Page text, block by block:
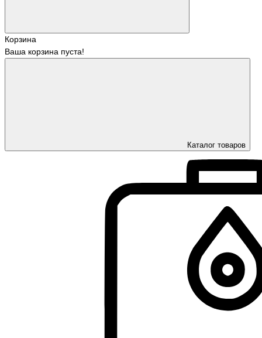
Корзина
Ваша корзина пуста!
Каталог товаров